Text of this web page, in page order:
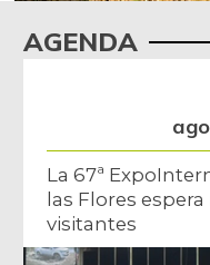
AGENDA
La 67ª
las Flores
visitantes